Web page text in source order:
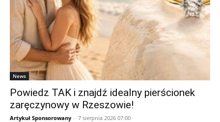
News
Powiedz TAK i znajdź idealny pierścionek
zaręczynowy w Rzeszowie!
Artykuł Sponsorowany - 7 sierpnia 2026 07:00